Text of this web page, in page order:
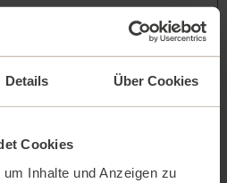
Details Über Cookies
Cookies
Inhalte und Anzeigen zu
verfügbar